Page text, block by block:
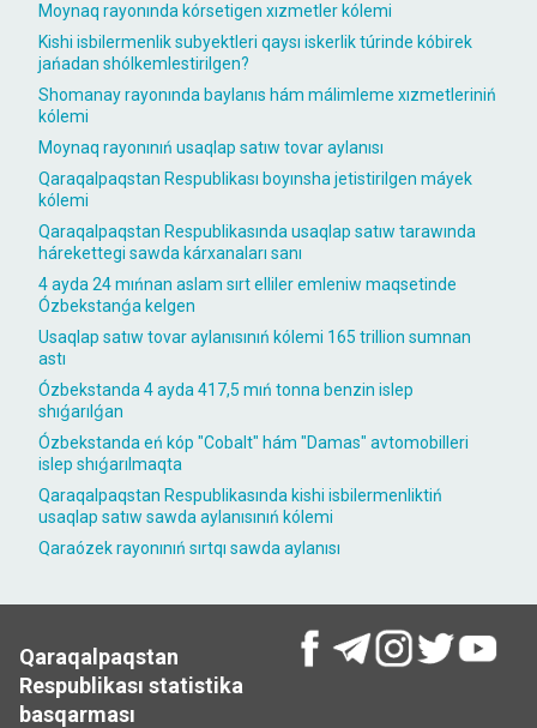
Moynaq rayonında kórsetigen xızmetler kólemi
Kishi isbilermenlik subyektleri qaysı iskerlik túrinde kóbirek
jańadan shólkemlestirilgen?
Shomanay rayonında baylanıs hám málimleme xızmetleriniń
kólemi
Moynaq rayonınıń usaqlap satıw tovar aylanısı
Qaraqalpaqstan Respublikası boyınsha jetistirilgen máyek
kólemi
Qaraqalpaqstan Respublikasında usaqlap satıw tarawında
hárekettegi sawda kárxanaları sanı
4 ayda 24 mıńnan aslam sırt elliler emleniw maqsetinde
Ózbekstanǵa kelgen
Usaqlap satıw tovar aylanısınıń kólemi 165 trillion sumnan
astı
Ózbekstanda 4 ayda 417,5 mıń tonna benzin islep
shıǵarılǵan
Ózbekstanda eń kóp "Cobalt" hám "Damas" avtomobilleri
islep shıǵarılmaqta
Qaraqalpaqstan Respublikasında kishi isbilermenliktiń
usaqlap satıw sawda aylanısınıń kólemi
Qaraózek rayonınıń sırtqı sawda aylanısı
Qaraqalpaqstan
Respublikası statistika
basqarması